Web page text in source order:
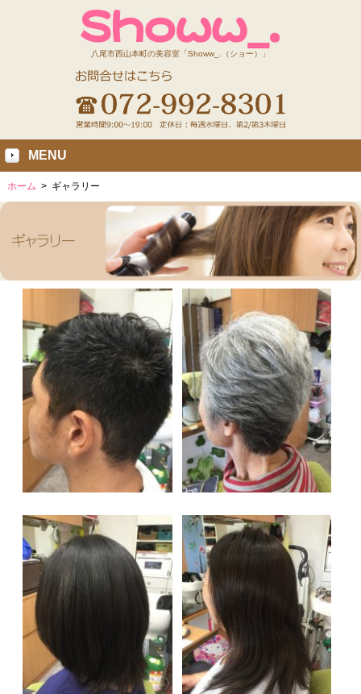
八尾市西山本町の美容室「Showw_.（ショー）」
MENU
ホーム > ギャラリー